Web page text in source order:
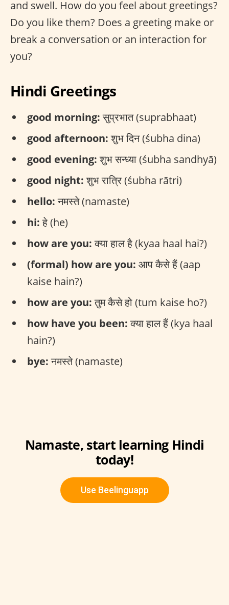
and swell. How do you feel about greetings?
Do you like them? Does a greeting make or
break a conversation or an interaction for
you?
Hindi Greetings
good morning:सुप्रभात (suprabhaat)
good afternoon:शुभ दिन (śubha dina)
good evening:शुभ सन्ध्या (śubha sandhyā)
good night:शुभ रात्रि (śubha rātri)
hello:नमस्ते (namaste)
hi:हे (he)
how are you:क्या हाल है (kyaa haal hai?)
(formal) how are you: आप कैसे हैं (aap
kaise hain?)
how are you:तुम कैसे हो (tum kaise ho?)
how have you been:क्या हाल हैं (kya haal
hain?)
bye:नमस्ते (namaste)
Namaste, start learning Hindi
today!
Use Beelinguapp